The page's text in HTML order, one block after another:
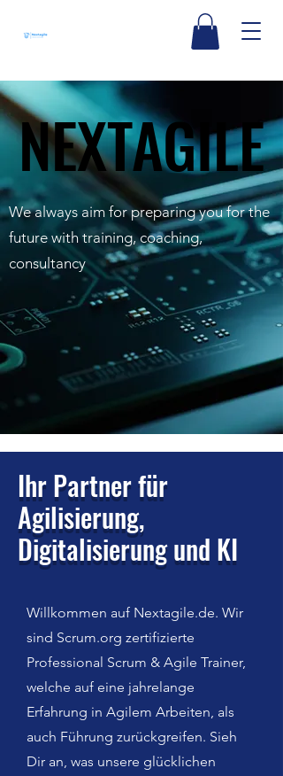
NEXTAGILE
NEXTAGILE
We always aim for preparing you for the
future with training, coaching,
consultancy
Ihr Partner für
Agilisierung,
Digitalisierung und KI
Willkommen auf Nextagile.de. Wir
sind Scrum.org zertifizierte
Professional Scrum & Agile Trainer,
welche auf eine jahrelange
Erfahrung in Agilem Arbeiten, als
auch Führung zurückgreifen. Sieh
Dir an, was unsere glücklichen